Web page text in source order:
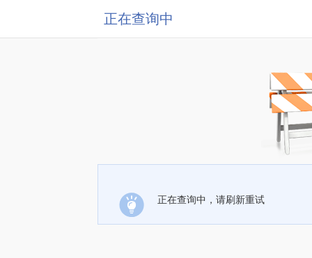
正在查询中
正在查询中，请刷新重试